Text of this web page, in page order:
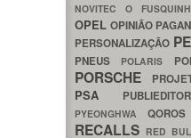
NOVITEC O
OPEL OPINIÃO
PERSONALIZAÇÃO
PNEUS
POLARIS
PORSCHE
PSA
PYEONGHWA QOROS
RECALLS RED